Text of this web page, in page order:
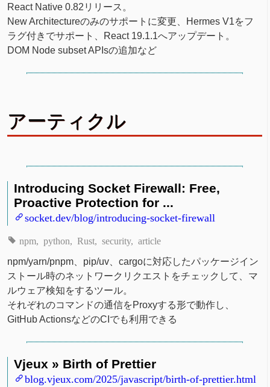
React Native 0.82リリース。
New Architectureのみのサポートに変更、Hermes V1をフ
ラグ付きでサポート、React 19.1.1へアップデート。
DOM Node subset APIsの追加など
アーティクル
Introducing Socket Firewall: Free,
Proactive Protection for ...
socket.dev/blog/introducing-socket-firewall
npm python Rust security article
npm/yarn/pnpm、pip/uv、cargoに対応したパッケージイン
ストール時のネットワークリクエストをチェックして、マ
ルウェア検知をするツール。
それぞれのコマンドの通信をProxyする形で動作し、
GitHub ActionsなどのCIでも利用できる
Vjeux » Birth of Prettier
blog.vjeux.com/2025/javascript/birth-of-prettier.html